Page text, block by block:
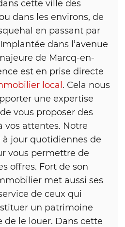
cette ville des
dans les environs, de
en passant par
dans l’avenue
de Marcq-en-
est en prise directe
local. Cela nous
une expertise
vous proposer des
vos attentes. Notre
à jour quotidiennes de
vous permettre de
offres. Fort de son
met aussi ses
de ceux qui
un patrimoine
le louer. Dans cette